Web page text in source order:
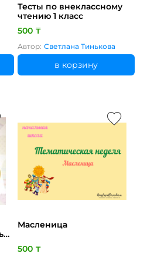
Тесты по внеклассному
чтению 1 класс
500 ₸
Автор: Светлана Тинькова
в корзину
Масленица
500 ₸